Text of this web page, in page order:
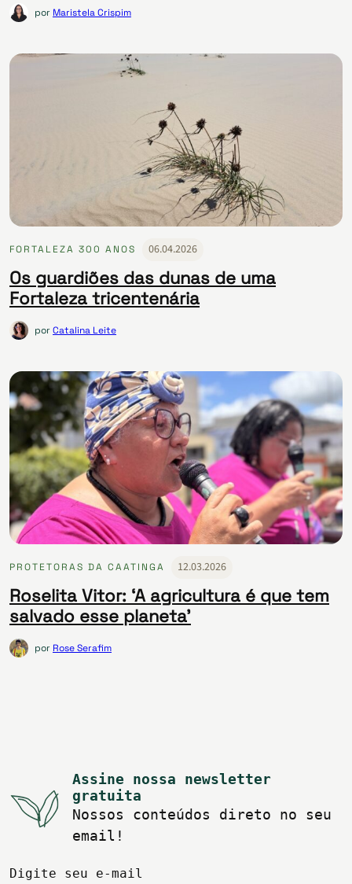
por Maristela Crispim
FORTALEZA 300 ANOS 06.04.2026
Os guardiões das dunas de uma
Fortaleza tricentenária
porCatalina Leite
PROTETORAS DA CAATINGA 12.03.2026
Roselita Vitor: ‘A agricultura é que tem
salvado esse planeta’
por Rose Serafim
Assine nossa newsletter
gratuita
Nossos conteúdos direto no seu
email!
Digite seu e-mail